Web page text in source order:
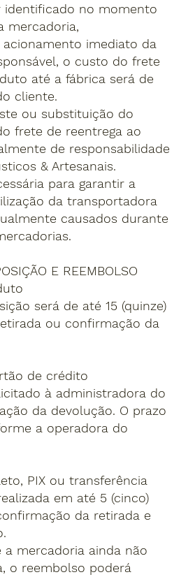
no momento
mercadoria,
imediato da
o custo do frete
até a fábrica será de
cliente.
ou substituição do
frete de reentrega ao
de responsabilidade
& Artesanais.
para garantir a
da transportadora
causados durante
E REEMBOLSO
será de até 15 (quinze)
ou confirmação da
de crédito
à administradora do
da devolução. O prazo
a operadora do
PIX ou transferência
em até 5 (cinco)
da retirada e
a mercadoria ainda não
o reembolso poderá